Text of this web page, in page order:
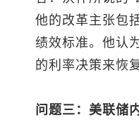
他的改革主张包
绩效标准。他认
的利率决策来恢
问题三：美联储